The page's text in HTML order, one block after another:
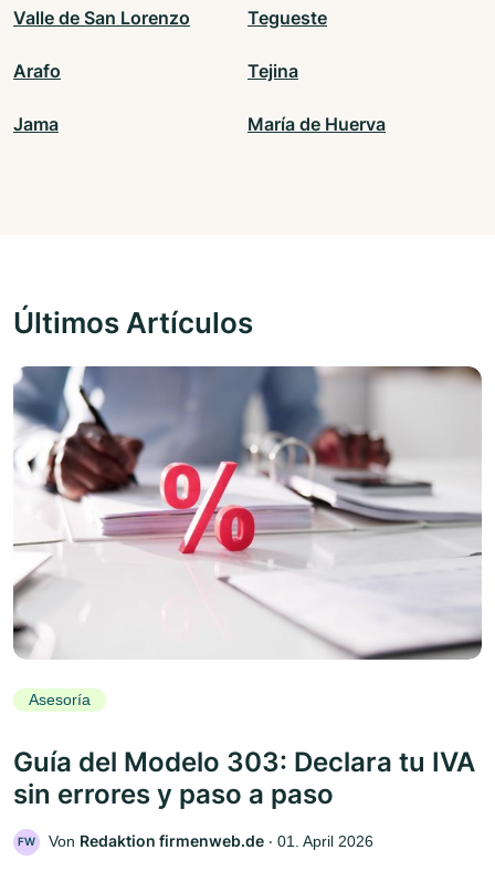
Valle de San Lorenzo Tegueste
Arafo Tejina
Jama María de Huerva
Últimos Artículos
Asesoría
Guía del Modelo 303: Declara tu IVA
sin errores y paso a paso
FW Von Redaktion firmenweb.de ‧ 01. April 2026